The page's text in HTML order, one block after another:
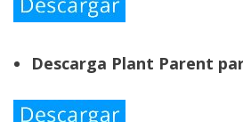
Descarga Plant Parent